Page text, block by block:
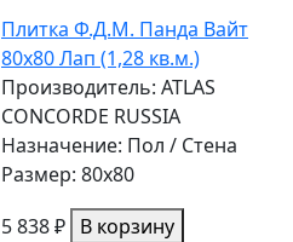
Плитка Ф.Д.М. Панда Вайт
80х80 Лап (1,28 кв.м.)
Производитель: ATLAS
CONCORDE RUSSIA
Назначение: Пол / Стена
Размер: 80x80
5 838 ₽ В корзину